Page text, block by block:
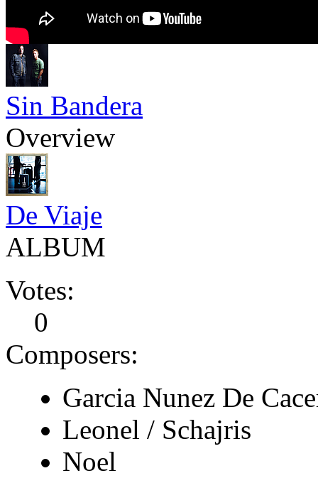
Sin Bandera
Overview
De Viaje
ALBUM
Votes:
0
Composers:
Garcia Nunez De
Leonel / Schajris
Noel